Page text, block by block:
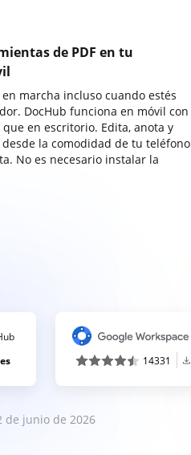
de PDF en tu
marcha incluso cuando estés
DocHub funciona en móvil con
en escritorio. Edita, anota y
la comodidad de tu teléfono
No es necesario instalar la
14331
de junio de 2026